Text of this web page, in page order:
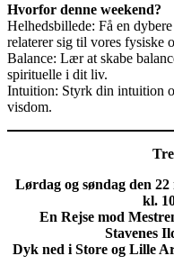
Hvorfor denne weekend?
Helhedsbillede: Få en
relaterer sig til vores fysiske
Balance: Lær at skabe
spirituelle i dit liv.
Intuition: Styrk din intuition
visdom.
Lørdag og søndag den 22
kl.
En Rejse mod
Stavenes
Dyk ned i Store og Lille